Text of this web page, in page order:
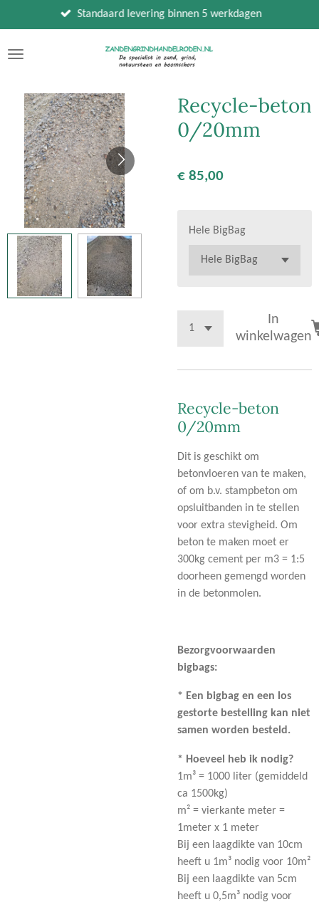
direct
naar
Standaard levering binnen 5 werkdagen
Recycle-beton
0/20mm
€ 85,00
Hele BigBag
In
winkelwagen
Recycle-beton
0/20mm
Dit is geschikt om
betonvloeren van te maken,
of om b.v. stampbeton om
opsluitbanden in te stellen
voor extra stevigheid. Om
beton te maken moet er
300kg cement per m3 = 1:5
doorheen gemengd worden
in de betonmolen.
Bezorgvoorwaarden
bigbags:
* Een bigbag en een los
gestorte bestelling kan niet
samen worden besteld.
* Hoeveel heb ik nodig?
1m³ = 1000 liter (gemiddeld
ca 1500kg)
m² = vierkante meter =
1meter x 1 meter
Bij een laagdikte van 10cm
heeft u 1m³ nodig voor 10m²
Bij een laagdikte van 5cm
heeft u 0,5m³ nodig voor